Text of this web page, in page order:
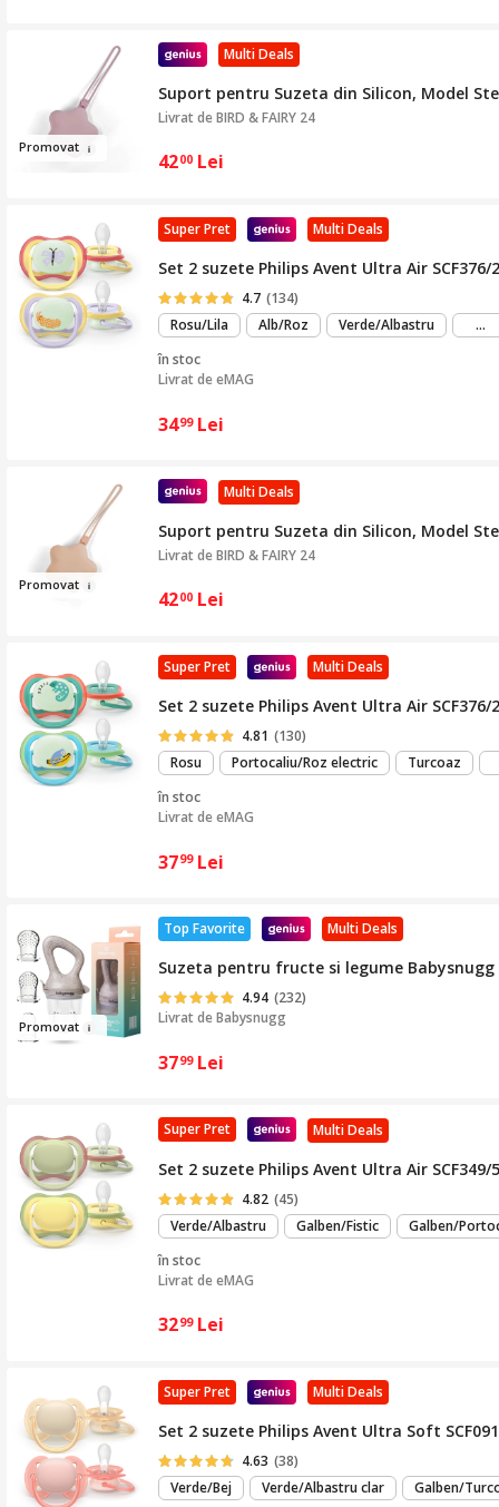
Promovat
Multi Deals
Suport pentru Suzeta din Silicon, Model
Livrat deBIRD & FAIRY 24
4200 Lei
Multi Deals
Super Pret
Set 2 suzete Philips Avent Ultra Air
4.7 (134)
Rosu/Lila
Alb/Roz Verde/Albastru ...
în stoc
Livrat deeMAG
3499 Lei
Promovat
Multi Deals
Suport pentru Suzeta din Silicon, Model
Livrat deBIRD & FAIRY 24
4200 Lei
Multi Deals
Super Pret
Set 2 suzete Philips Avent Ultra Air
4.81 (130)
Rosu
Portocaliu/Roz electric
Turcoaz
în stoc
Livrat deeMAG
3799 Lei
Promovat
Multi Deals
Top Favorite
Suzeta pentru fructe si legume Babysnugg
4.94 (232)
Livrat deBabysnugg
3799 Lei
Multi Deals
Super Pret
Set 2 suzete Philips Avent Ultra Air
4.82 (45)
Verde/Albastru
Galben/Fistic
Galben/
în stoc
Livrat deeMAG
3299 Lei
Multi Deals
Super Pret
Set 2 suzete Philips Avent Ultra Soft
4.63 (38)
Verde/Bej
Verde/Albastru clar Galben/